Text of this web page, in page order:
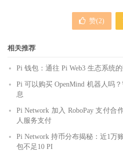
赞(2)
相关推荐
Pi 钱包：通往 Pi Web3 生态系统
Pi 可以购买 OpenMind 机器人吗
息
Pi Network 加入 RoboPay 支付
人服务支付
Pi Network 持币分布揭秘：近1万
包不足10 PI